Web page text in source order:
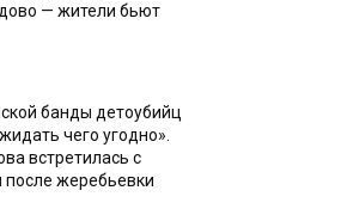
— жители бьют
банды детоубийц
чего угодно».
встретилась с
после жеребьевки